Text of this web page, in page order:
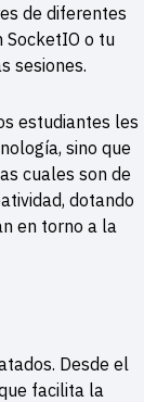
de diferentes
SocketIO o tu
sesiones.
estudiantes les
sino que
cuales son de
dotando
en torno a la
Desde el
facilita la